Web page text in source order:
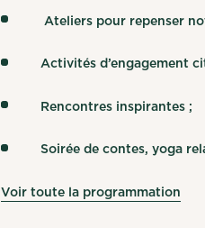
Ateliers pour repenser
Activités d’engagement
Rencontres inspirantes ;
Soirée de contes, yoga
Voir toute la programmation